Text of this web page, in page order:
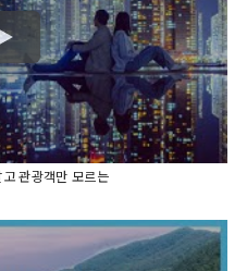
관광객만 모르는